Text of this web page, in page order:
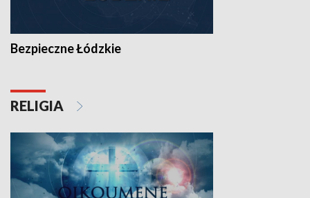
Bezpieczne Łódzkie
RELIGIA